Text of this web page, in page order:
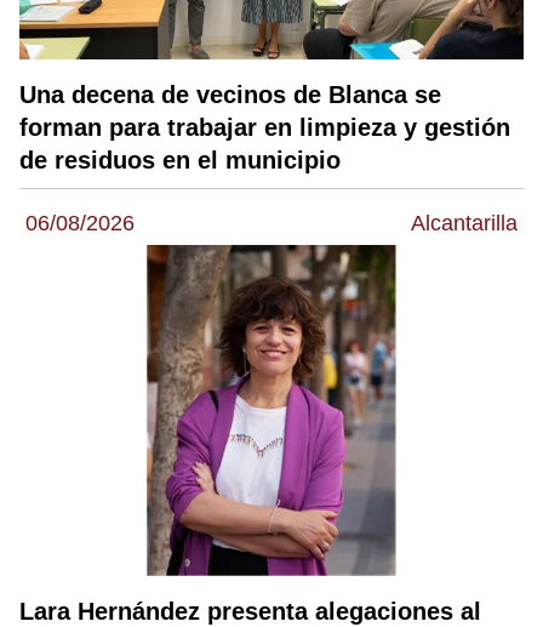
Una decena de vecinos de Blanca se
forman para trabajar en limpieza y gestión
de residuos en el municipio
06/08/2026 Alcantarilla
Lara Hernández presenta alegaciones al